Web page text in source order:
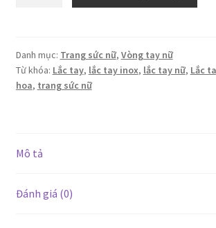
bông
hoa
đính
số
Danh mục: Trang sức nữ, Vòng tay nữ
Từ khóa: Lắc tay, lắc tay inox, lắc tay nữ, Lắc
hoa, trang sức nữ
Mô tả
Đánh giá (0)